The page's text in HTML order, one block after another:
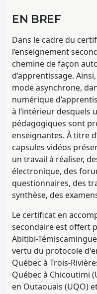
EN BREF
Dans le cadre du
l’enseignement
chemine de façon
d’apprentissage.
mode asynchrone,
numérique
à l’intérieur desquels
pédagogiques sont
enseignantes. À titre
capsules vidéos
un travail à réaliser,
électronique, des
questionnaires, des
synthèse, des
Le certificat en
secondaire est offert
Abitibi-
vertu du protocole
Québec à Trois-
Québec à Chicoutimi
en Outaouais (UQO)